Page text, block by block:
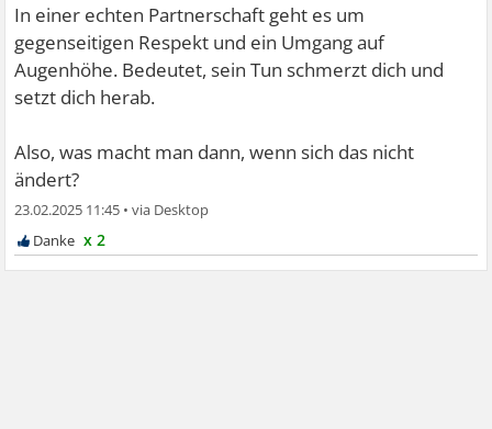
In einer echten Partnerschaft geht es um
gegenseitigen Respekt und ein Umgang auf
Augenhöhe. Bedeutet, sein Tun schmerzt dich und
setzt dich herab.
Also, was macht man dann, wenn sich das nicht
ändert?
23.02.2025 11:45 •
x 2